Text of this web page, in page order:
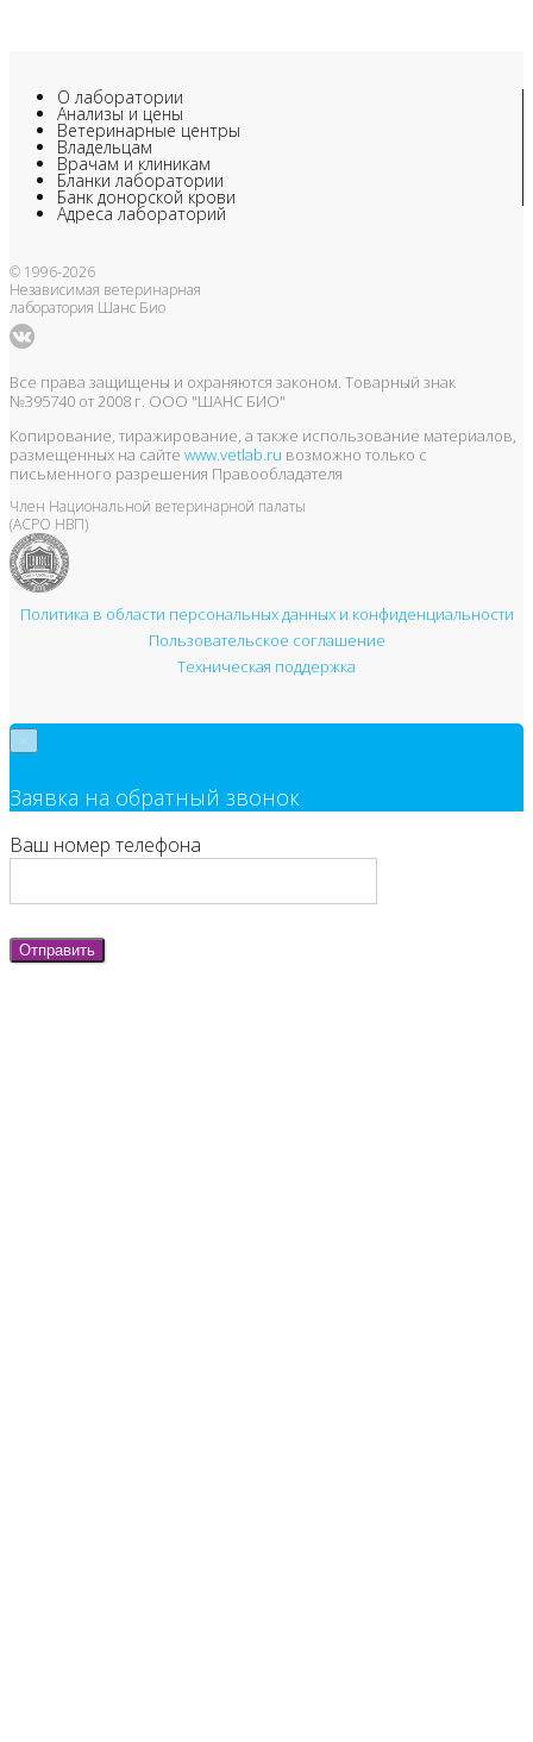
О лаборатории
Анализы и цены
Ветеринарные центры
Владельцам
Врачам и клиникам
Бланки лаборатории
Банк донорской крови
Адреса лабораторий
© 1996-2026
Независимая ветеринарная
лаборатория Шанс Био
Все права защищены и охраняются законом. Товарный знак
№395740 от 2008 г. ООО "ШАНС БИО"
Копирование, тиражирование, а также использование материалов,
размещенных на сайте www.vetlab.ru возможно только с
письменного разрешения Правообладателя
Член Национальной ветеринарной палаты
(АСРО НВП)
Политика в области персональных данных и конфиденциальности
Пользовательское соглашение
Техническая поддержка
Заявка на обратный звонок
Ваш номер телефона
Отправить